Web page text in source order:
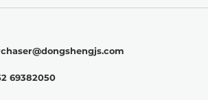
69382050